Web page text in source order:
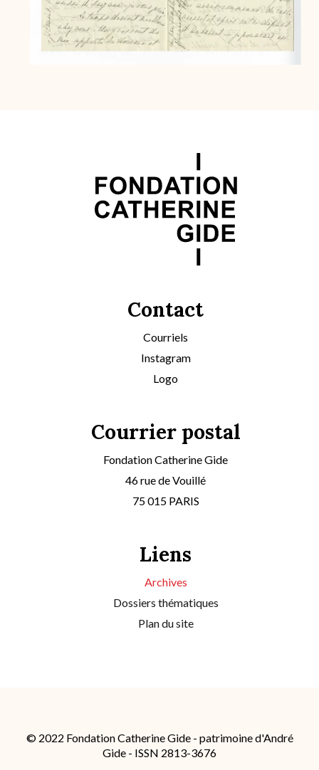
Contact
Courriels
Instagram
Logo
Courrier postal
Fondation Catherine Gide
46 rue de Vouillé
75 015 PARIS
Liens
Archives
Dossiers thématiques
Plan du site
© 2022 Fondation Catherine Gide - patrimoine d'André
Gide - ISSN 2813-3676